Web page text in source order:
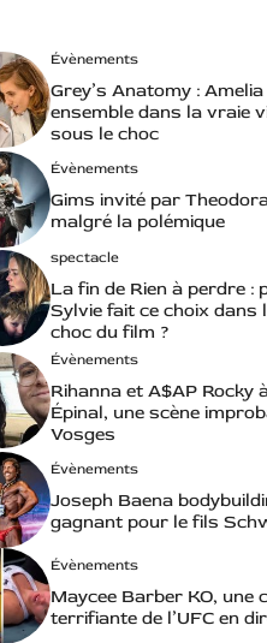
Évènements
Grey’s Anatomy :
ensemble dans la vraie
sous le choc
Évènements
Gims invité par
malgré la polémique
spectacle
La fin de Rien à perdre :
Sylvie fait ce choix dans
choc du film ?
Évènements
Rihanna et A$AP Rocky
Épinal, une scène
Vosges
Évènements
Joseph Baena
gagnant pour le fils
Évènements
Maycee Barber KO, une
terrifiante de l’UFC en